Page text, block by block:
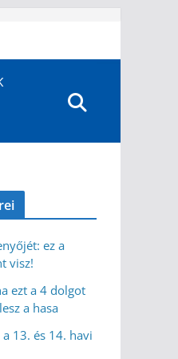
ez a
visz!
ezt a 4 dolgot
a hasa
13. és 14. havi